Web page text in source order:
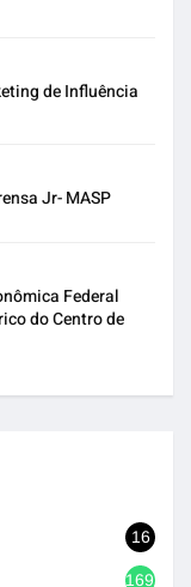
de Influência
Jr- MASP
Federal
do Centro de
16
1692